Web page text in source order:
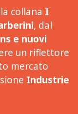
collana I
, dal
e nuovi
un riflettore
mercato
Industrie